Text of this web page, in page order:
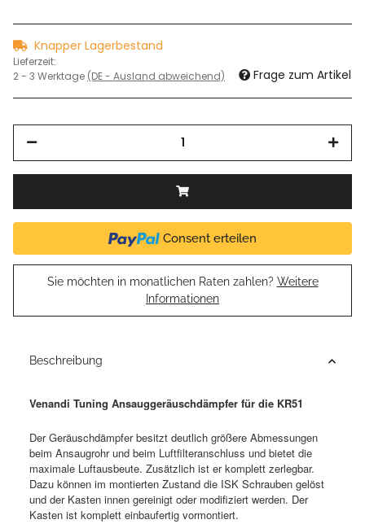
Knapper Lagerbestand
Lieferzeit:
2 - 3 Werktage (DE - Ausland abweichend) Frage zum Artikel
Consent erteilen
Sie möchten in monatlichen Raten zahlen? Weitere
Informationen
Beschreibung
Venandi Tuning Ansauggeräuschdämpfer für die KR51
Der Geräuschdämpfer besitzt deutlich größere Abmessungen
beim Ansaugrohr und beim Luftfilteranschluss und bietet die
maximale Luftausbeute. Zusätzlich ist er komplett zerlegbar.
Dazu können im montierten Zustand die ISK Schrauben gelöst
und der Kasten innen gereinigt oder modifiziert werden. Der
Kasten ist komplett einbaufertig vormontiert.